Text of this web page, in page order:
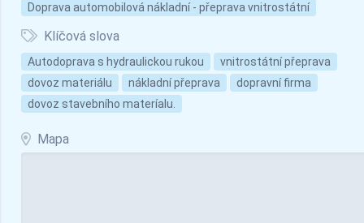
Doprava automobilová nákladní - přeprava vnitrostátní
Klíčová slova
Autodoprava s hydraulickou rukou
vnitrostátní přeprava
dovoz materiálu
nákladní přeprava
dopravní firma
dovoz stavebního materíalu.
Mapa